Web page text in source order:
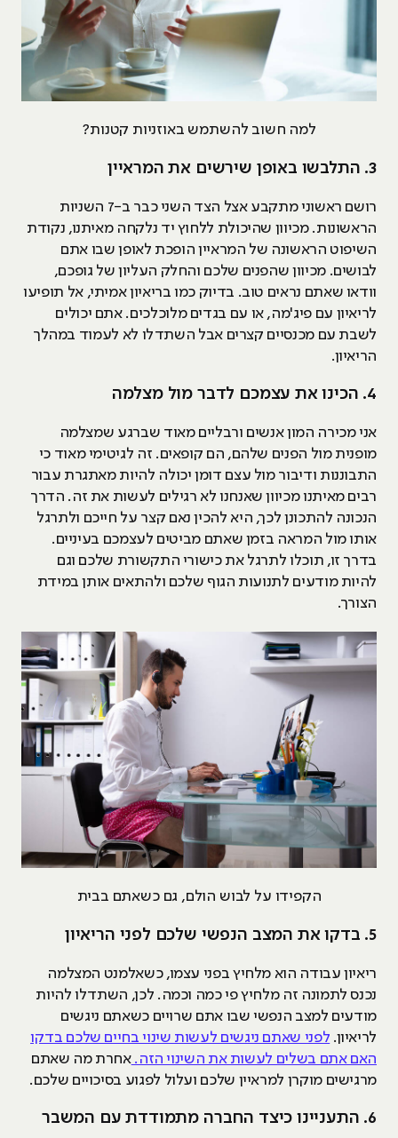
למה חשוב להשתמש באוזניות קטנות?
3. התלבשו באופן שירשים את המראיין
רושם ראשוני מתקבע אצל הצד השני כבר ב-7 השניות
הראשונות. מכיוון שהיכולת ללחוץ יד נלקחה מאיתנו, נקודת
השיפוט הראשונה של המראיין הופכת לאופן שבו אתם
לבושים. מכיוון שהפנים שלכם והחלק העליון של גופכם,
וודאו שאתם נראים טוב. בדיוק כמו בריאיון אמיתי, אל תופיעו
לריאיון עם פיג'מה, או עם בגדים מלוכלכים. אתם יכולים
לשבת עם מכנסיים קצרים אבל השתדלו לא לעמוד במהלך
הריאיון.
4. הכינו את עצמכם לדבר מול מצלמה
אני מכירה המון אנשים ורבליים מאוד שברגע שמצלמה
מופנית מול הפנים שלהם, הם קופאים. זה לגיטימי מאוד כי
התבוננות ודיבור מול עצם דומן יכולה להיות מאתגרת עבור
רבים מאיתנו מכיוון שאנחנו לא רגילים לעשות את זה. הדרך
הנכונה להתכונן לכך, היא להכין נאם קצר על חייכם ולתרגל
אותו מול המראה בזמן שאתם מביטים לעצמכם בעיניים.
בדרך זו, תוכלו לתרגל את כישורי התקשורת שלכם וגם
להיות מודעים לתנועות הגוף שלכם ולהתאים אותן במידת
הצורך.
הקפידו על לבוש הולם, גם כשאתם בבית
5. בדקו את המצב הנפשי שלכם לפני הריאיון
ריאיון עבודה הוא מלחיץ בפני עצמו, כשאלמנט המצלמה
נכנס לתמונה זה מלחיץ פי כמה וכמה. לכן, השתדלו להיות
מודעים למצב הנפשי שבו אתם שרויים כשאתם ניגשים
לריאיון. לפני שאתם ניגשים לעשות שינוי בחיים שלכם בדקו
האם אתם בשלים לעשות את השינוי הזה.אחרת מה שאתם
מרגישים מוקרן למראיין שלכם ועלול לפגוע בסיכויים שלכם.
6. התעניינו כיצד החברה מתמודדת עם המשבר